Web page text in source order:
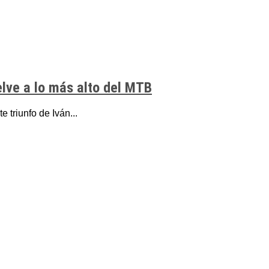
a lo más alto del MTB
triunfo de Iván...